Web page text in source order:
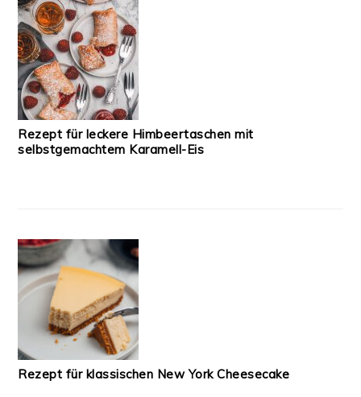
Rezept für leckere Himbeertaschen mit
selbstgemachtem Karamell-Eis
Rezept für klassischen New York Cheesecake